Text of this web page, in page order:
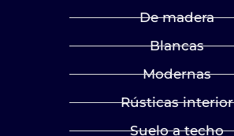
De madera
Blancas
Modernas
Rústicas interior
Suelo a techo